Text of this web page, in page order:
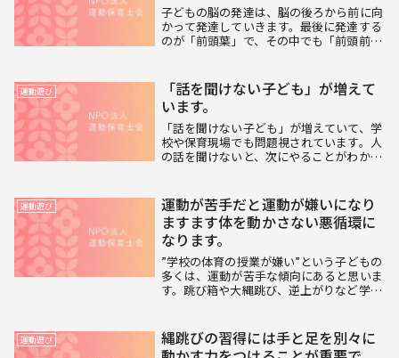
子どもの脳の発達は、脳の後ろから前に向
かって発達していきます。最後に発達する
のが「前頭葉」で、その中でも「前頭前
く上で欠かせない力を司っている部分で
す。なので、しっ...
運動遊び
「話を聞けない子ども」が増えて
います。
「話を聞けない子ども」が増えていて、学
校や保育現場でも問題視されています。人
の話を聞けないと、次にやることがわから
響、怪我や事故のリスクも高まります。し
っかりと人の話...
運動遊び
運動が苦手だと運動が嫌いになり
ますます体を動かさない悪循環に
なります。
”学校の体育の授業が嫌い”という子どもの
多くは、運動が苦手な傾向にあると思いま
す。跳び箱や大縄跳び、逆上がりなど学校
われたり、集団で行なう大縄跳びなどでは
いつも引っ掛...
運動遊び
縄跳びの習得には手と足を別々に